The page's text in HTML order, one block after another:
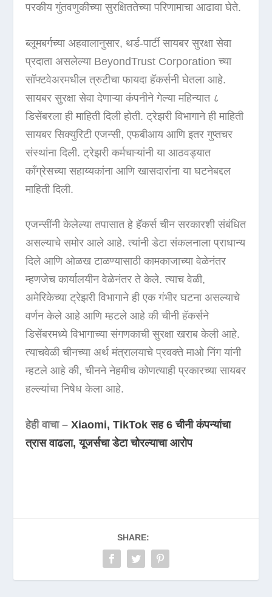
परकीय गुंतवणुकीच्या सुरक्षिततेच्या परिणामाचा आढावा घेते.
ब्लूमबर्गच्या अहवालानुसार, थर्ड-पार्टी सायबर सुरक्षा सेवा
प्रदाता असलेल्या BeyondTrust Corporation च्या
सॉफ्टवेअरमधील त्रुटीचा फायदा हॅकर्सनी घेतला आहे.
सायबर सुरक्षा सेवा देणाऱ्या कंपनीने गेल्या महिन्यात ८
डिसेंबरला ही माहिती दिली होती. ट्रेझरी विभागाने ही माहिती
सायबर सिक्युरिटी एजन्सी, एफबीआय आणि इतर गुप्तचर
संस्थांना दिली. ट्रेझरी कर्मचाऱ्यांनी या आठवड्यात
काँग्रेसच्या सहाय्यकांना आणि खासदारांना या घटनेबद्दल
माहिती दिली.
एजन्सींनी केलेल्या तपासात हे हॅकर्स चीन सरकारशी संबंधित
असल्याचे समोर आले आहे. त्यांनी डेटा संकलनाला प्राधान्य
दिले आणि ओळख टाळण्यासाठी कामकाजाच्या वेळेनंतर
म्हणजेच कार्यालयीन वेळेनंतर ते केले. त्याच वेळी,
अमेरिकेच्या ट्रेझरी विभागाने ही एक गंभीर घटना असल्याचे
वर्णन केले आहे आणि म्हटले आहे की चीनी हॅकर्सने
डिसेंबरमध्ये विभागाच्या संगणकाची सुरक्षा खराब केली आहे.
त्याचवेळी चीनच्या अर्थ मंत्रालयाचे प्रवक्ते माओ निंग यांनी
म्हटले आहे की, चीनने नेहमीच कोणत्याही प्रकारच्या सायबर
हल्ल्यांचा निषेध केला आहे.
हेही वाचा –Xiaomi, TikTok सह 6 चीनी कंपन्यांचा
त्रास वाढला, यूजर्सचा डेटा चोरल्याचा आरोप
SHARE: